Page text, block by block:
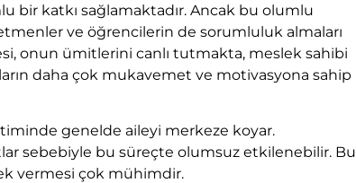
bir katkı sağlamaktadır. Ancak bu olumlu
ve öğrencilerin de sorumluluk almaları
onun ümitlerini canlı tutmakta, meslek sahibi
daha çok mukavemet ve motivasyona sahip
genelde aileyi merkeze koyar.
sebebiyle bu süreçte olumsuz etkilenebilir. Bu
vermesi çok mühimdir.